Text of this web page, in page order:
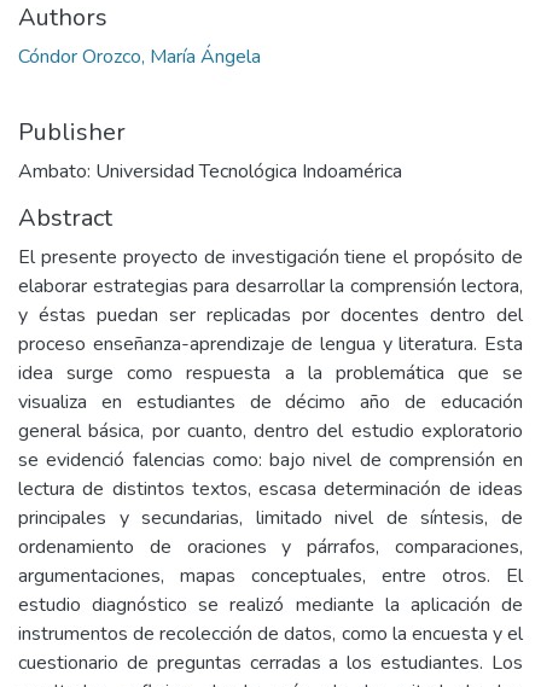
Authors
Cóndor Orozco, María Ángela
Publisher
Ambato: Universidad Tecnológica Indoamérica
Abstract
El presente proyecto de investigación tiene el propósito de
elaborar estrategias para desarrollar la comprensión lectora,
y éstas puedan ser replicadas por docentes dentro del
proceso enseñanza-aprendizaje de lengua y literatura. Esta
idea surge como respuesta a la problemática que se
visualiza en estudiantes de décimo año de educación
general básica, por cuanto, dentro del estudio exploratorio
se evidenció falencias como: bajo nivel de comprensión en
lectura de distintos textos, escasa determinación de ideas
principales y secundarias, limitado nivel de síntesis, de
ordenamiento de oraciones y párrafos, comparaciones,
argumentaciones, mapas conceptuales, entre otros. El
estudio diagnóstico se realizó mediante la aplicación de
instrumentos de recolección de datos, como la encuesta y el
cuestionario de preguntas cerradas a los estudiantes. Los